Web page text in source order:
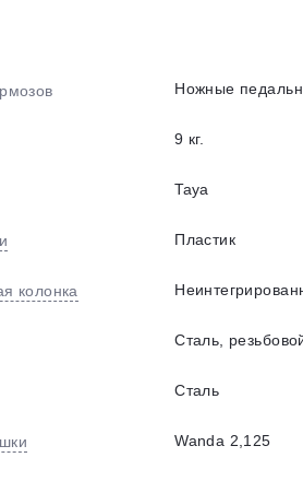
Ножные
9 кг.
Taya
Пластик
колонка
Сталь,
Сталь
Wanda 2,125